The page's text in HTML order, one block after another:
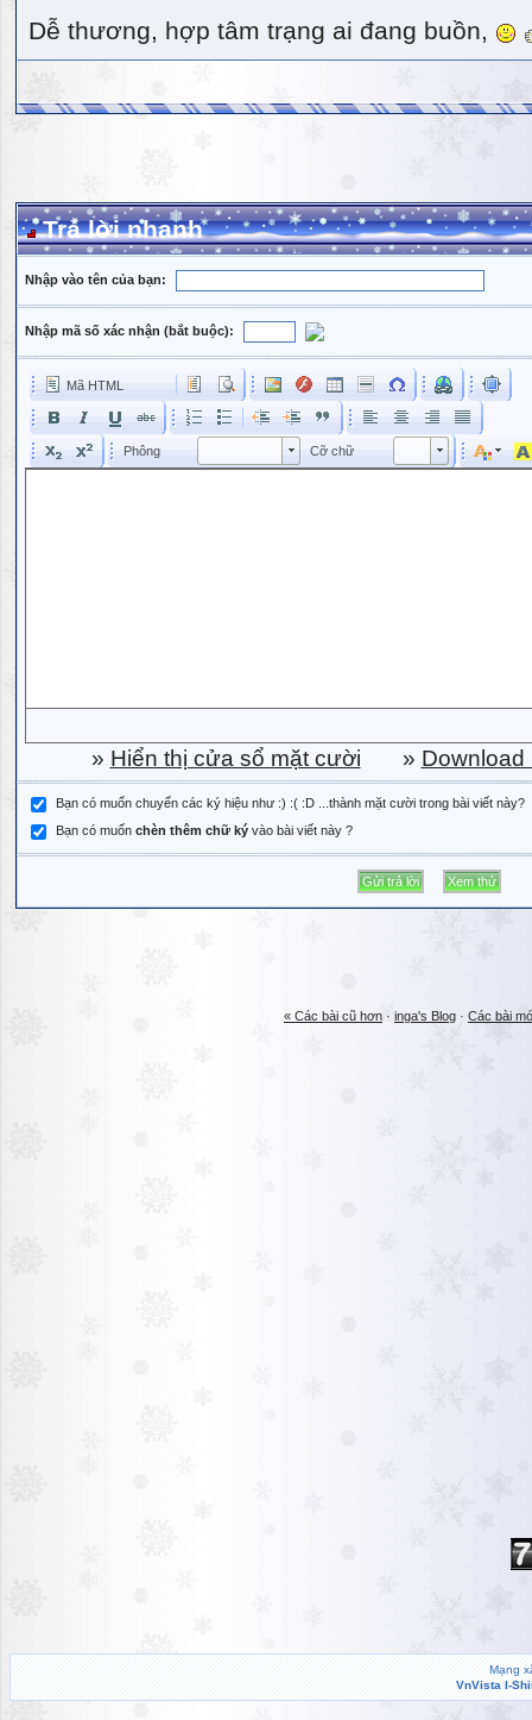
Dễ thương, hợp tâm trạng ai đang buồn,
Trả lời nhanh
Nhập vào tên của bạn:
Nhập mã số xác nhận (bắt buộc):
Mã HTML
Phông Phông Cỡ chữ Kích cỡ phông
» Hiển thị cửa sổ mặt cười » Download
Bạn có muốn chuyển các ký hiệu như :) :( :D ...thành mặt cười trong bài viết này?
Bạn có muốn chèn thêm chữ ký vào bài viết này ?
« Các bài cũ hơn · inga's Blog · Các bài
Mạng
VnVista I-